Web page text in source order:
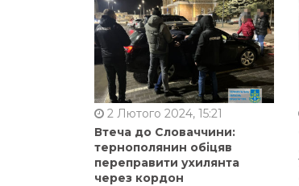
2 Лютого 2024, 15:21
Втеча до Словаччини:
тернополянин обіцяв
переправити ухилянта
через кордон